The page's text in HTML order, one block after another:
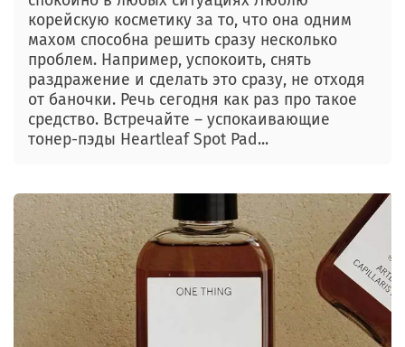
корейскую косметику за то, что она одним
махом способна решить сразу несколько
проблем. Например, успокоить, снять
раздражение и сделать это сразу, не отходя
от баночки. Речь сегодня как раз про такое
средство. Встречайте – успокаивающие
тонер-пэды Heartleaf Spot Pad...